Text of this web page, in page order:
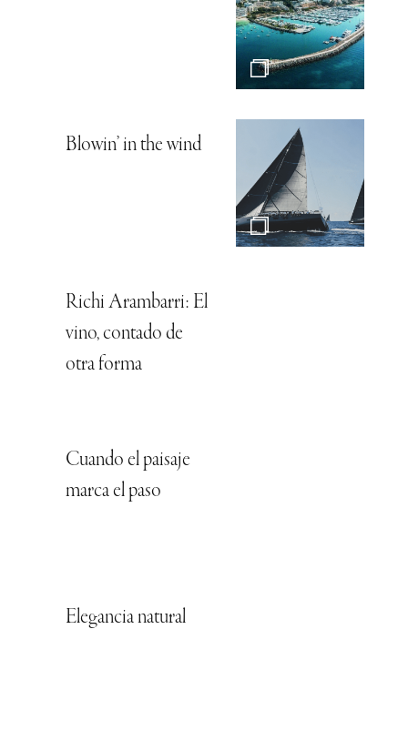
Blowin’ in the wind
Richi Arambarri: El
vino, contado de
otra forma
Cuando el paisaje
marca el paso
Elegancia natural